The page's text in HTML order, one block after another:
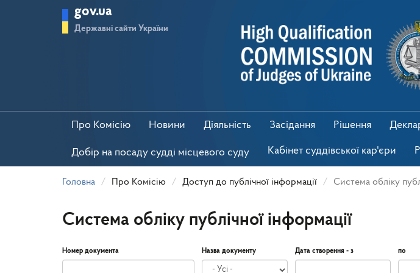
gov.ua
Державні сайти України
Про Комісію Новини Діяльність Засідання Рішення
Добір на посаду судді місцевого суду Кабінет суддівської кар'єри
Головна Про Комісію Доступ до публічної інформації Система обліку
Система обліку публічної інформації
Номер документа Назва документу Дата створення - з по